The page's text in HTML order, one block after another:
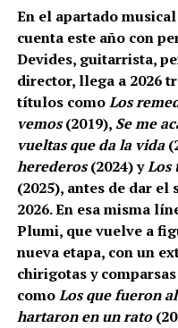
En el apartado
cuenta este año con
Devides, guitarrista,
director, llega a 2026
títulos comoLos
vemos(2019), Se me
vueltas que da la vida
herederos(2024) yLos
(2025), antes de dar el
2026. En esa misma
Plumi, que vuelve a
nueva etapa, con un
chirigotas y
comoLos que fueron
hartaron en un rato